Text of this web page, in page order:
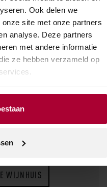
Ook delen we
site met onze partners
analyse. Deze partners
met andere informatie
ze hebben verzameld op
productie van
niveau is een
wijnmaker vereist.
WIJNHUIS